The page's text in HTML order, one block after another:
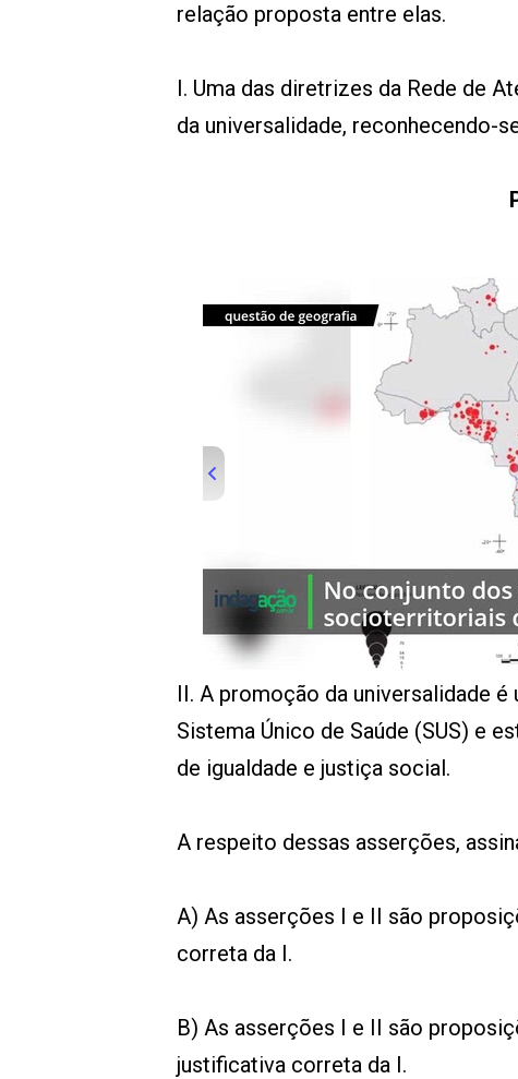
relação proposta entre elas.
I. Uma das diretrizes da Rede de
da universalidade, reconhecendo-
indagacao
II. A promoção da universalidade
Sistema Único de Saúde (SUS) e
de igualdade e justiça social.
A respeito dessas asserções,
A) As asserções I e II são
correta da I.
B) As asserções I e II são
justificativa correta da I.